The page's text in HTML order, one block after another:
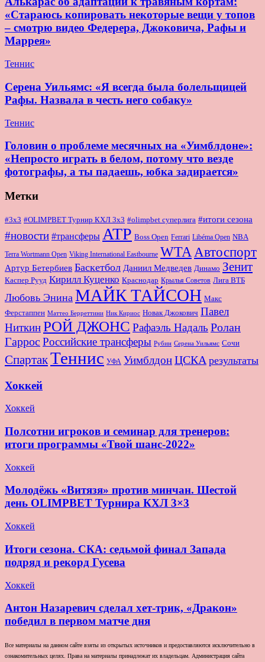
«Стараюсь копировать некоторые вещи у топов
– смотрю видео Федерера, Джоковича, Рафы и
Маррея»
Теннис
Серена Уильямс: «Я всегда была болельщицей
Рафы. Назвала в честь него собаку»
Теннис
Головин о проблеме месячных на «Уимблдоне»:
«Непросто играть в белом, потому что везде
фотографы, а ты падаешь, юбка задирается»
Метки
#3x3 #OLIMPBET Турнир КХЛ 3x3 #olimpbet суперлига #итоги сезона
#новости #трансферы ATP Boss Open Ferrari Libéma Open NBA
Terra Wortmann Open Viking International Eastbourne WTA Автоспорт
Артур Бетербиев Баскетбол Даниил Медведев Динамо Зенит
Каспер Рууд Кирилл Куценко Краснодар Крылья Советов Лига ВТБ
Любовь Энина МАЙК ТАЙСОН Макс
Ферстаппен Маттео Берреттини Ник Кириос Новак Джокович Павел
НиткинРОЙ ДЖОНС Рафаэль Надаль Ролан
Гаррос Российские трансферы Рубин Серена Уильямс Сочи
СпартакТеннис УФА УимблдонЦСКА результаты
Хоккей
Хоккей
Полсотни игроков и семинар для тренеров:
итоги программы «Твой шанс-2022»
Хоккей
Молодёжь «Витязя» против минчан. Шестой
день OLIMPBET Турнира КХЛ 3×3
Хоккей
Итоги сезона. СКА: седьмой финал Запада
подряд и рекорд Гусева
Хоккей
Антон Назаревич сделал хет-трик, «Дракон»
победил в первом матче дня
Все материалы на данном сайте взяты из открытых источников и предоставляются исключительно в
ознакомительных целях. Права на материалы принадлежат их владельцам. Администрация сайта